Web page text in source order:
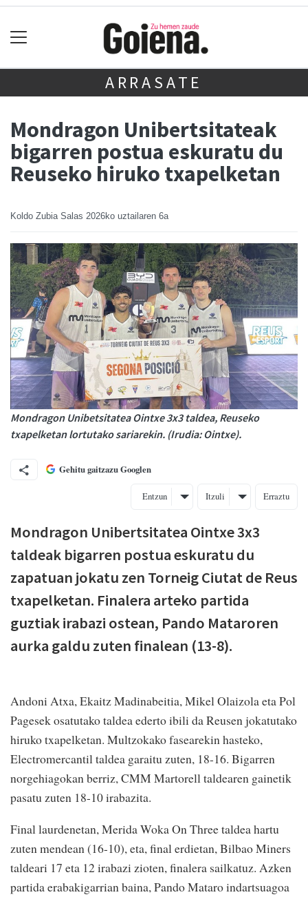
ARRASATE
Mondragon Unibertsitateak
bigarren postua eskuratu du
Reuseko hiruko txapelketan
Koldo Zubia Salas 2026ko uztailaren 6a
Mondragon Unibetsitatea Ointxe 3x3 taldea, Reuseko
txapelketan lortutako sariarekin. (Irudia: Ointxe).
Gehitu gaitzazu Googlen
Entzun Itzuli Erraztu
Mondragon Unibertsitatea Ointxe 3x3
taldeak bigarren postua eskuratu du
zapatuan jokatu zen Torneig Ciutat de Reus
txapelketan. Finalera arteko partida
guztiak irabazi ostean, Pando Mataroren
aurka galdu zuten finalean (13-8).
Andoni Atxa, Ekaitz Madinabeitia, Mikel Olaizola eta Pol
Pagesek osatutako taldea ederto ibili da Reusen jokatutako
hiruko txapelketan. Multzokako fasearekin hasteko,
Electromercantil taldea garaitu zuten, 18-16. Bigarren
norgehiagokan berriz, CMM Martorell taldearen gainetik
pasatu zuten 18-10 irabazita.
Final laurdenetan, Merida Woka On Three taldea hartu
zuten mendean (16-10), eta, final erdietan, Bilbao Miners
taldeari 17 eta 12 irabazi zioten, finalera sailkatuz. Azken
partida erabakigarrian baina, Pando Mataro indartsuagoa